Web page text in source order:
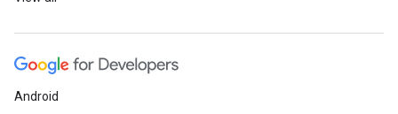
Android